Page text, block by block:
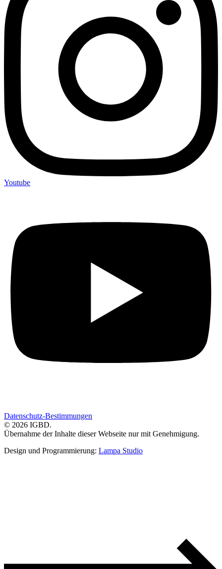
Youtube
Datenschutz-Bestimmungen
© 2026 IGBD.
Übernahme der Inhalte dieser Webseite nur mit Genehmigung.
Design und Programmierung: Lampa Studio